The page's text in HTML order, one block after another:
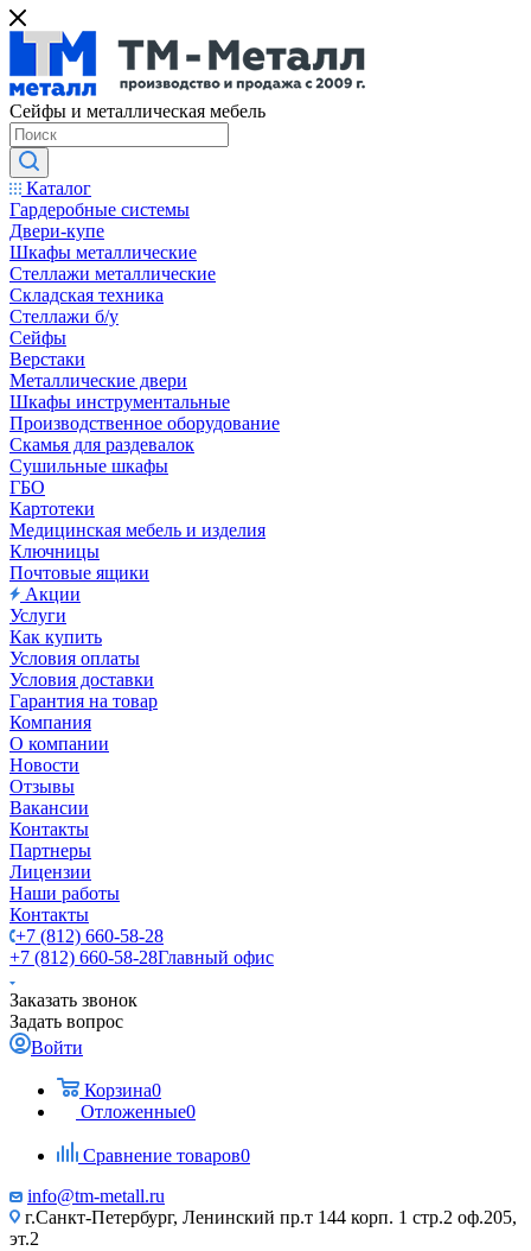
Сейфы и металлическая мебель
Каталог
Гардеробные системы
Двери-купе
Шкафы металлические
Стеллажи металлические
Складская техника
Стеллажи б/у
Сейфы
Верстаки
Металлические двери
Шкафы инструментальные
Производственное оборудование
Скамья для раздевалок
Сушильные шкафы
ГБО
Картотеки
Медицинская мебель и изделия
Ключницы
Почтовые ящики
Акции
Услуги
Как купить
Условия оплаты
Условия доставки
Гарантия на товар
Компания
О компании
Новости
Отзывы
Вакансии
Контакты
Партнеры
Лицензии
Наши работы
Контакты
+7 (812) 660-58-28
+7 (812) 660-58-28Главный офис
Заказать звонок
Задать вопрос
Войти
Корзина0
Отложенные0
Сравнение товаров0
info@tm-metall.ru
г.Санкт-Петербург, Ленинский пр.т 144 корп. 1 стр.2 оф.205,
эт.2